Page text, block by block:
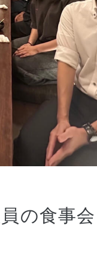
の食事会